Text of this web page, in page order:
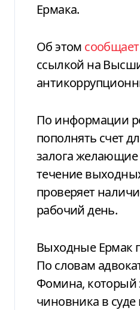
Ермака.
Об этом сообщает
ссылкой на
По информации
пополнять счет
залога желающие
течение
проверяет
рабочий день.
Выходные Ермак
По словам
Фомина, который
чиновника в суде